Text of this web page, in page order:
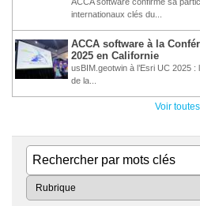
internationaux clés du...
ACCA software à la
2025 en Californie
usBIM.geotwin à l’Esri UC 2025
de la...
Voir